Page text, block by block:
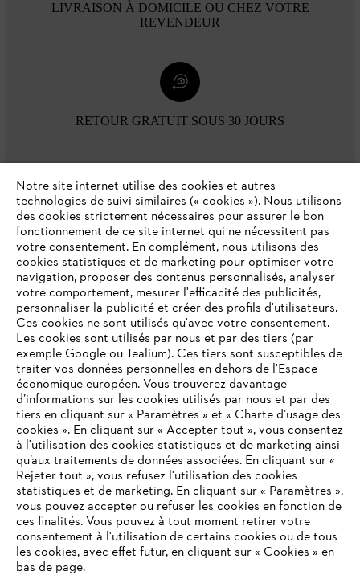
LIVRAISON À DOMICILE OU CHEZ VOTRE
REVENDEUR
RETOUR GRATUIT SOUS 30 JOURS
L'Entreprise
Questions / Réponses
Service
Conditions Générales de Vente
VOTRE NAVIGATEUR INTERNET
N'EST PLUS PRIS EN CHARGE
Vous utilisez un navigateur Internet que nous ne prenons plus
en charge, et certaines fonctionnalités de notre site ne
peuvent fonctionner correctement. Pour une utilisation
Notre site internet utilise des cookies et autres
technologies de suivi similaires (« cookies »). Nous utilisons
des cookies strictement nécessaires pour assurer le bon
fonctionnement de ce site internet qui ne nécessitent pas
votre consentement. En complément, nous utilisons des
cookies statistiques et de marketing pour optimiser votre
navigation, proposer des contenus personnalisés, analyser
votre comportement, mesurer l'efficacité des publicités,
personnaliser la publicité et créer des profils d'utilisateurs.
Ces cookies ne sont utilisés qu'avec votre consentement.
Les cookies sont utilisés par nous et par des tiers (par
exemple Google ou Tealium). Ces tiers sont susceptibles de
traiter vos données personnelles en dehors de l'Espace
économique européen. Vous trouverez davantage
d’informations sur les cookies utilisés par nous et par des
tiers en cliquant sur « Paramètres » et « Charte d’usage des
cookies ». En cliquant sur « Accepter tout », vous consentez
à l'utilisation des cookies statistiques et de marketing ainsi
qu’aux traitements de données associées. En cliquant sur «
Rejeter tout », vous refusez l'utilisation des cookies
statistiques et de marketing. En cliquant sur « Paramètres »,
vous pouvez accepter ou refuser les cookies en fonction de
ces finalités. Vous pouvez à tout moment retirer votre
consentement à l'utilisation de certains cookies ou de tous
les cookies, avec effet futur, en cliquant sur « Cookies » en
bas de page.